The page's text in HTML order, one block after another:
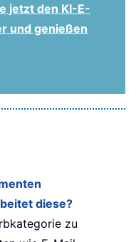
jetzt den KI-E-
und genießen
diese?
zu